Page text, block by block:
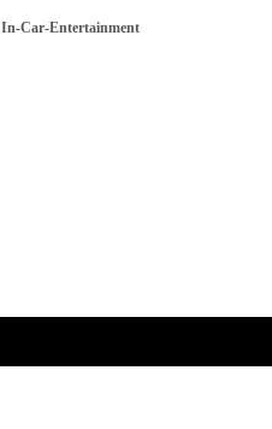
In-Car-Entertainment